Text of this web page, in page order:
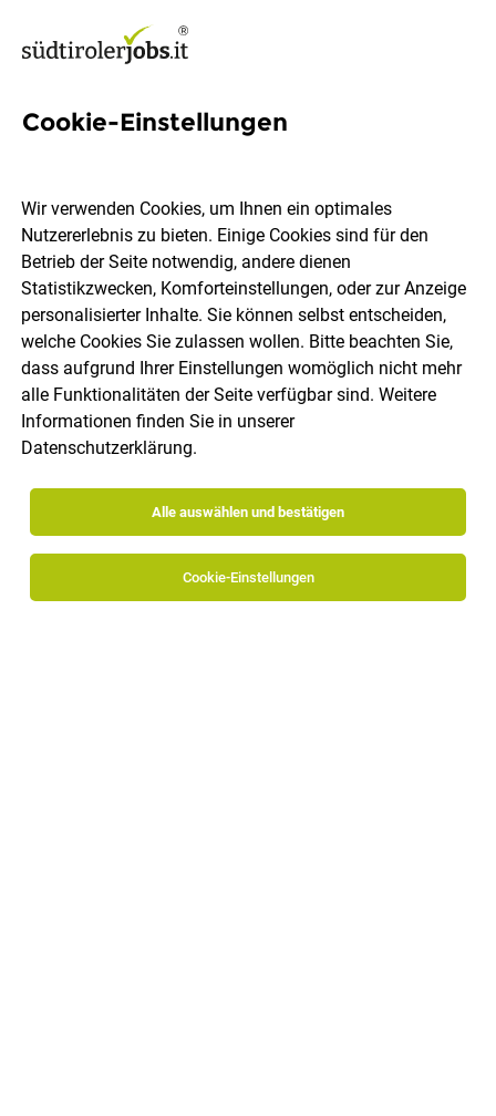
IT-Kassensystem
Berufseinsteiger*innen
gesucht!
ICIT Software
Bozen Vollzeit 17.07.2026
Cookie-Einstellungen
Wir verwenden Cookies, um Ihnen ein optimales
Nutzererlebnis zu bieten. Einige Cookies sind für den
Betrieb der Seite notwendig, andere dienen
Statistikzwecken, Komforteinstellungen, oder zur Anzeige
personalisierter Inhalte. Sie können selbst entscheiden,
welche Cookies Sie zulassen wollen. Bitte beachten Sie,
dass aufgrund Ihrer Einstellungen womöglich nicht mehr
alle Funktionalitäten der Seite verfügbar sind. Weitere
Informationen finden Sie in unserer
Datenschutzerklärung.
Alle auswählen und bestätigen
Cookie-Einstellungen